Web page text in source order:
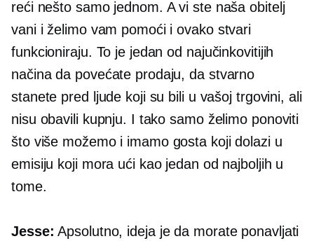
reći nešto samo jednom. A vi ste naša obitelj
vani i želimo vam pomoći i ovako stvari
funkcioniraju. To je jedan od najučinkovitijih
načina da povećate prodaju, da stvarno
stanete pred ljude koji su bili u vašoj trgovini, ali
nisu obavili kupnju. I tako samo želimo ponoviti
što više možemo i imamo gosta koji dolazi u
emisiju koji mora ući kao jedan od najboljih u
tome.
Jesse: Apsolutno, ideja je da morate ponavljati